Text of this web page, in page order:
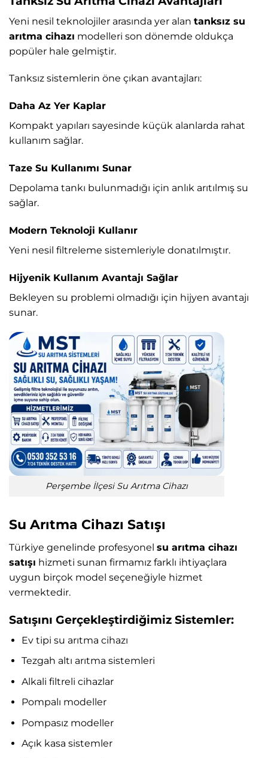
Yeni nesil teknolojiler arasında yer alan tanksız su
arıtma cihazı modelleri son dönemde oldukça
popüler hale gelmiştir.
Tanksız sistemlerin öne çıkan avantajları:
Daha Az Yer Kaplar
Kompakt yapıları sayesinde küçük alanlarda rahat
kullanım sağlar.
Taze Su Kullanımı Sunar
Depolama tankı bulunmadığı için anlık arıtılmış su
sağlar.
Modern Teknoloji Kullanır
Yeni nesil filtreleme sistemleriyle donatılmıştır.
Hijyenik Kullanım Avantajı Sağlar
Bekleyen su problemi olmadığı için hijyen avantajı
sunar.
Perşembe İlçesi Su Arıtma Cihazı
Su Arıtma Cihazı Satışı
Türkiye genelinde profesyonel su arıtma cihazı
satışı hizmeti sunan firmamız farklı ihtiyaçlara
uygun birçok model seçeneğiyle hizmet
vermektedir.
Satışını Gerçekleştirdiğimiz Sistemler:
Ev tipi su arıtma cihazı
Tezgah altı arıtma sistemleri
Alkali filtreli cihazlar
Pompalı modeller
Pompasız modeller
Açık kasa sistemler